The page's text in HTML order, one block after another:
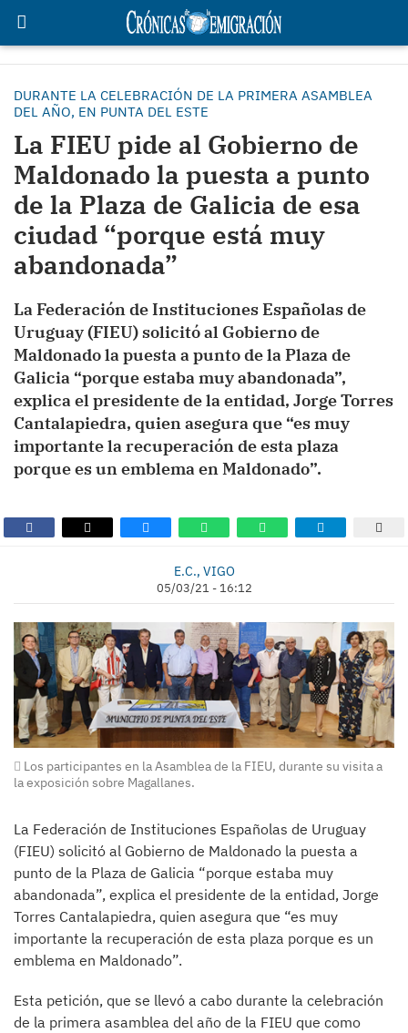
DURANTE LA CELEBRACIÓN DE LA PRIMERA ASAMBLEA
DEL AÑO, EN PUNTA DEL ESTE
La FIEU pide al Gobierno de
Maldonado la puesta a punto
de la Plaza de Galicia de esa
ciudad “porque está muy
abandonada”
La Federación de Instituciones Españolas de
Uruguay (FIEU) solicitó al Gobierno de
Maldonado la puesta a punto de la Plaza de
Galicia “porque estaba muy abandonada”,
explica el presidente de la entidad, Jorge Torres
Cantalapiedra, quien asegura que “es muy
importante la recuperación de esta plaza
porque es un emblema en Maldonado”.
E.C., VIGO
05/03/21 - 16:12
Los participantes en la Asamblea de la FIEU, durante su visita a
la exposición sobre Magallanes.
La Federación de Instituciones Españolas de Uruguay
(FIEU) solicitó al Gobierno de Maldonado la puesta a
punto de la Plaza de Galicia “porque estaba muy
abandonada”, explica el presidente de la entidad, Jorge
Torres Cantalapiedra, quien asegura que “es muy
importante la recuperación de esta plaza porque es un
emblema en Maldonado”.
Esta petición, que se llevó a cabo durante la celebración
de la primera asamblea del año de la FIEU que como